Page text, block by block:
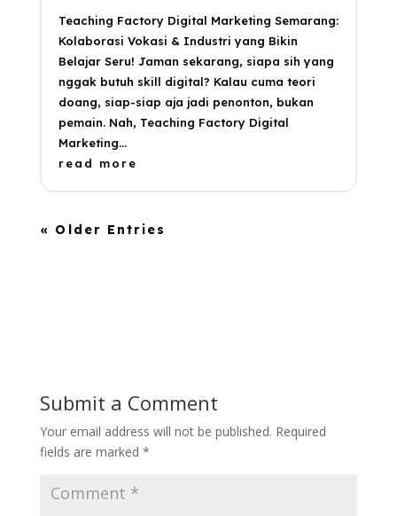
Teaching Factory Digital Marketing Semarang:
Kolaborasi Vokasi & Industri yang Bikin
Belajar Seru! Jaman sekarang, siapa sih yang
nggak butuh skill digital? Kalau cuma teori
doang, siap-siap aja jadi penonton, bukan
pemain. Nah, Teaching Factory Digital
Marketing...
read more
« Older Entries
Submit a Comment
Your email address will not be published. Required
fields are marked *